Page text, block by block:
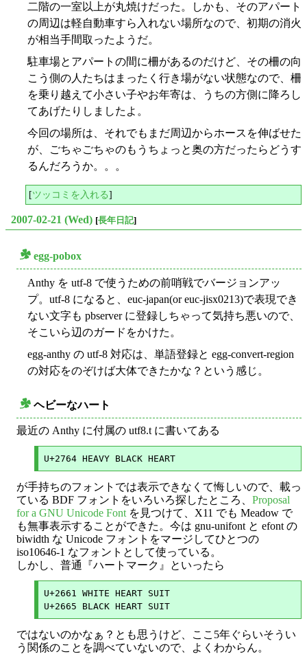
二階の一室以上が丸焼けだった。しかも、そのアパート
の周辺は軽自動車すら入れない場所なので、初期の消火
が相当手間取ったようだ。
駐車場とアパートの間に柵があるのだけど、その柵の向
こう側の人たちはまったく行き場がない状態なので、柵
を乗り越えて小さい子やお年寄は、うちの方側に降ろし
てあげたりしましたよ。
今回の場所は、それでもまだ周辺からホースを伸ばせた
が、ごちゃごちゃのもうちょっと奥の方だったらどうす
るんだろうか。。。
[ツッコミを入れる]
2007-02-21 (Wed) [長年日記]
egg-pobox
Anthy を utf-8 で使うための前哨戦でバージョンアッ
プ。utf-8 になると、euc-japan(or euc-jisx0213)で表現でき
ない文字も pbserver に登録しちゃって気持ち悪いので、
そこいら辺のガードをかけた。
egg-anthy の utf-8 対応は、単語登録と egg-convert-region
の対応をのぞけば大体できたかな？という感じ。
ヘビーなハート
最近の Anthy に付属の utf8.t に書いてある
が手持ちのフォントでは表示できなくて悔しいので、載っ
ている BDF フォントをいろいろ探したところ、 Proposal
for a GNU Unicode Font を見つけて、X11 でも Meadow で
も無事表示することができた。今は gnu-unifont と efont の
biwidth な Unicode フォントをマージしてひとつの
iso10646-1 なフォントとして使っている。
しかし、普通『ハートマーク』といったら
U+2661 WHITE HEART SUIT
ではないのかなぁ？とも思うけど、ここ5年ぐらいそうい
う関係のことを調べていないので、よくわからん。